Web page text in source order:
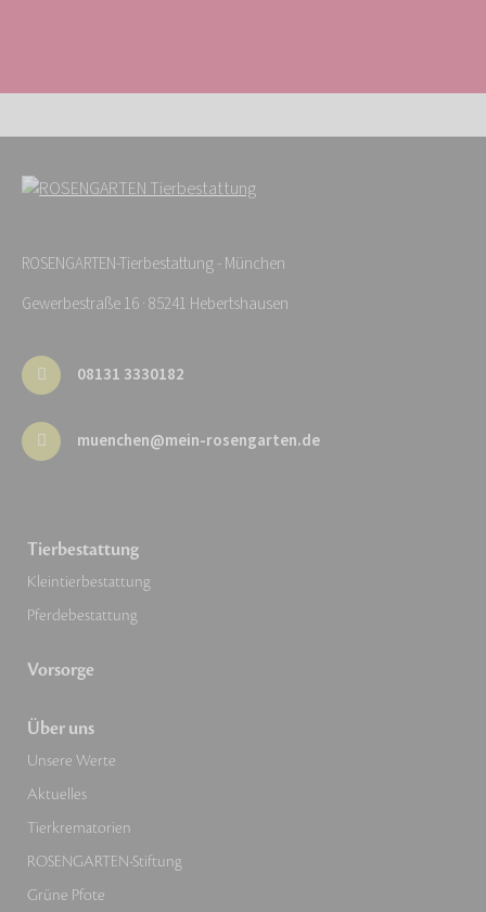
ROSENGARTEN-Tierbestattung - München
Gewerbestraße 16 · 85241 Hebertshausen
08131 3330182
muenchen@mein-rosengarten.de
Tierbestattung
Kleintierbestattung
Pferdebestattung
Vorsorge
Über uns
Unsere Werte
Aktuelles
Tierkrematorien
ROSENGARTEN-Stiftung
Grüne Pfote